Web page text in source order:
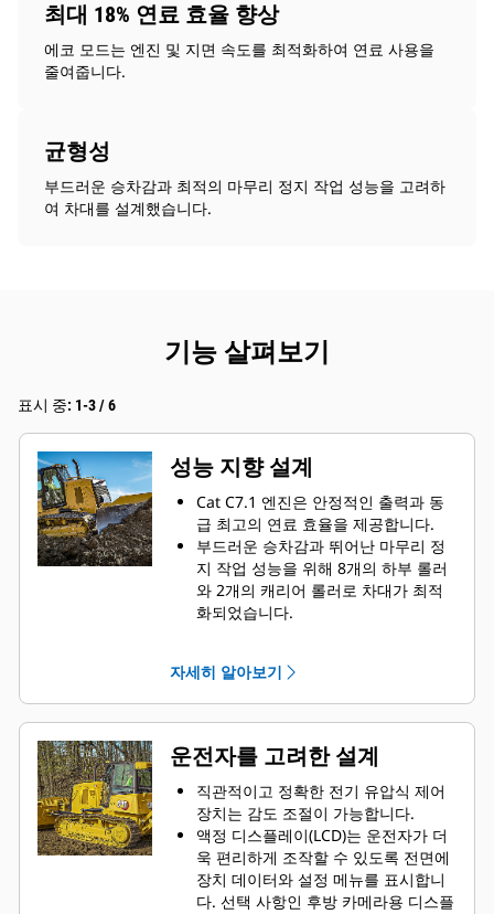
최대 18% 연료 효율 향상
에코 모드는 엔진 및 지면 속도를 최적화하여 연료 사용을
줄여줍니다.
균형성
부드러운 승차감과 최적의 마무리 정지 작업 성능을 고려하
여 차대를 설계했습니다.
기능 살펴보기
표시 중: 1-3 / 6
성능 지향 설계
Cat C7.1 엔진은 안정적인 출력과 동
급 최고의 연료 효율을 제공합니다.
부드러운 승차감과 뛰어난 마무리 정
지 작업 성능을 위해 8개의 하부 롤러
와 2개의 캐리어 롤러로 차대가 최적
화되었습니다.
다.
견인력 제어장치가 있어 열악한 지반
조건에서의 트랙 미끄러짐이 줄어듭니
다.
VPAT(Variable Pitch Angle Tilt, 가변
피치 앵글 틸트) 블레이드로 다기능성
이 향상되었으며 더 간단한 조정이 가
능합니다.
임업과 토지 개간 같은 가혹한 분야에
서의 작업에 필요한 임업/농업용 조정
이 처음부터 적용되며 특수 보호 장치
자세히 알아보기
운전자를 고려한 설계
직관적이고 정확한 전기 유압식 제어
장치는 감도 조절이 가능합니다.
액정 디스플레이(LCD)는 운전자가 더
욱 편리하게 조작할 수 있도록 전면에
장치 데이터와 설정 메뉴를 표시합니
다. 선택 사항인 후방 카메라용 디스플